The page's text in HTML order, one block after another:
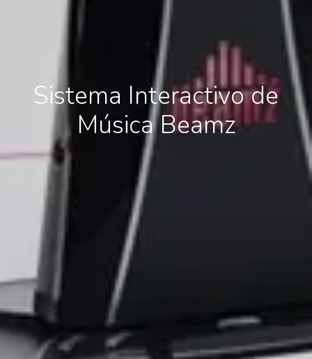
Sistema Interactivo de
Música Beamz